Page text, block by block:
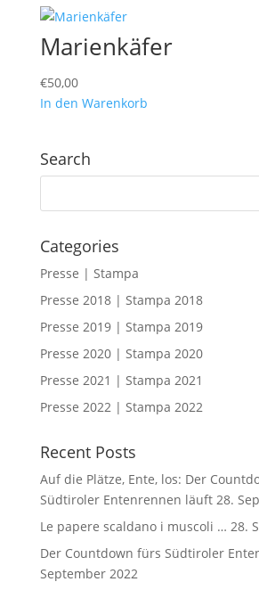
Marienkäfer
€50,00
In den Warenkorb
Search
Categories
Presse | Stampa
Presse 2018 | Stampa 2018
Presse 2019 | Stampa 2019
Presse 2020 | Stampa 2020
Presse 2021 | Stampa 2021
Presse 2022 | Stampa 2022
Recent Posts
Auf die Plätze, Ente, los: Der
Südtiroler Entenrennen läuft 28.
Le papere scaldano i muscoli … 28.
Der Countdown fürs Südtiroler
September 2022